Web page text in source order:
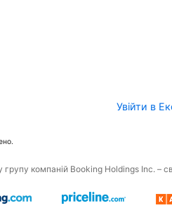
Увійти в
компаній Booking Holdings Inc. –